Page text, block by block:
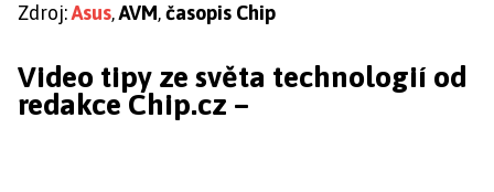
Zdroj:Asus,AVM,časopis Chip
Video tipy ze světa technologií od
redakce Chip.cz –